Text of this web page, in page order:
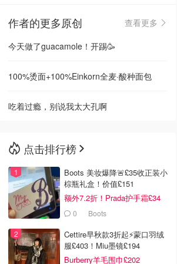
🇳🇿新西兰
作者的更多原创
查看更多
今天做了guacamole！开踢🥳
100%烫面+100%Einkorn全麦·酸种面包
吃着过瘾，别说我太大孔啊
点击排行榜
Boots 美妆爆降🚨£35收正装小
棕瓶礼盒！价值£151
额外7.2折！Prada护手霜£34
0 Boots
Cettire早秋款3折起⚡️蒙口羽绒
服£403！Miu墨镜£194
Burberry羊毛围巾£202